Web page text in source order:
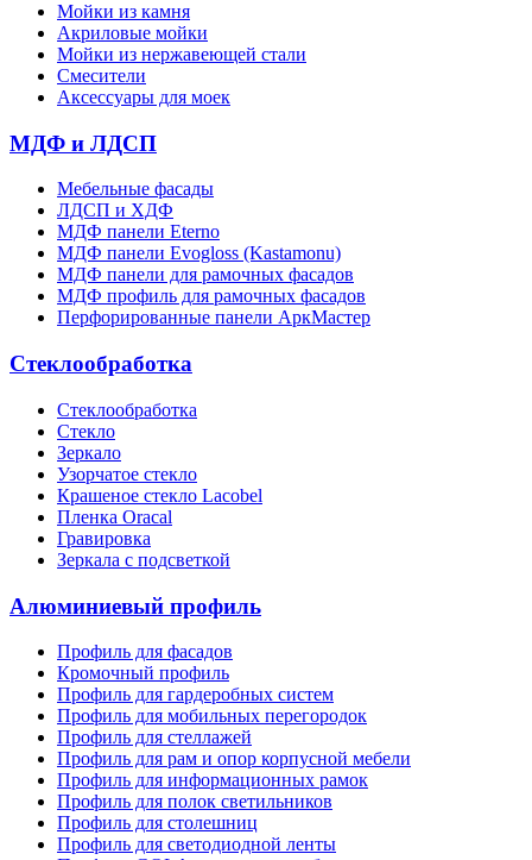
Мойки из камня
Акриловые мойки
Мойки из нержавеющей стали
Смесители
Аксессуары для моек
МДФ и ЛДСП
Мебельные фасады
ЛДСП и ХДФ
МДФ панели Eterno
МДФ панели Evogloss (Kastamonu)
МДФ панели для рамочных фасадов
МДФ профиль для рамочных фасадов
Перфорированные панели АркМастер
Стеклообработка
Стеклообработка
Стекло
Зеркало
Узорчатое стекло
Крашеное стекло Lacobel
Пленка Oracal
Гравировка
Зеркала с подсветкой
Алюминиевый профиль
Профиль для фасадов
Кромочный профиль
Профиль для гардеробных систем
Профиль для мобильных перегородок
Профиль для стеллажей
Профиль для рам и опор корпусной мебели
Профиль для информационных рамок
Профиль для полок светильников
Профиль для столешниц
Профиль для светодиодной ленты